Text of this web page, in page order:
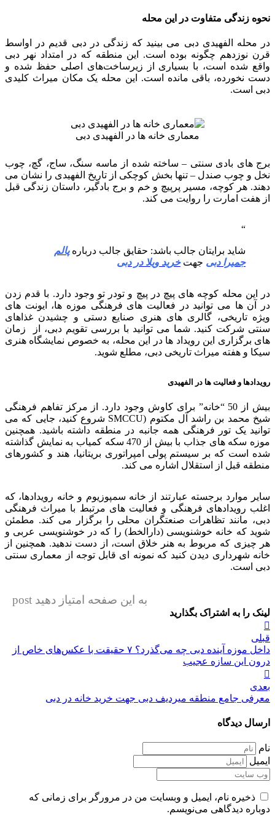
نحوه زندگی متفاوت در این محله
در محله الفهیدی دبی می بینید که زندگی در دبی قدیم در اواسط
قرن نوزدهم چگونه بوده است. این منطقه که در امتداد نهر دبی
واقع شده است، با بسیاری از زیرساخت‌های اصلی حفظ شده و
دست نخورده، باقی مانده است. این محله یک مکان میراث کلیدی
دبی است.
معماری خانه ها در الفهیدی دبی
برج های بادی سنتی – ساخته شده از ماسه سنگ، ساج، گچ، چوب
نخل و چوب صندل – تنها بخش کوچکی از تاریخ الفهیدی را نشان می
دهند. هر کوچه، مسیر پرپیچ و خم و برج بادگیر، داستان زندگی قبل
از هفت امارت را روایت می کند.
شاید برایتان جالب باشد: حقایق جالب دربارهپالم
جمیرا دبی جهتخرید ویلا در دبی
در این محله کوچه های پیچ در پیچ و تودر تو وجود دارد. با قدم زدن
در آن ها می توانید در فعالیت های فرهنگی موزه ها، ایونت های
ویژه تاریخی، گالری های هنری صنایع دستی و چشیدن غذاهای
سنتی شرکت کنید. شما می توانید با بررسی تقویم دبی، از زمان
های برگزاری این رویداد ها در این محله، به خصوص نمایشگاه هنری
سیکا و هفته میراث تاریخی دبی، مطلع شوید.
رویدادها و فعالیت ها در الفهیدی
بیش از 50 “خانه” برای کاوش وجود دارد. از مرکز تفاهم فرهنگی
شیخ محمد بن راشد آل مکتوم (SMCCU شروع کنید، جایی که می
توانید یک تور فرهنگی همه جانبه در منطقه داشته باشید. همچنین
موزه سکه های جذاب با بیش از 470 سکه کمیاب به نمایش گذاشته
شده است که بر سیستم پولی امپراتوری بریتانیا، هند و کشورهای
منطقه قبل از استقلال اشاره می کند.
سایر موارد برجسته عبارتند از خانه سمپوزیوم و خانه رویدادها، که
اغلب رویدادهای فرهنگی و فعالیت های مرتبط با میراث فرهنگی
دبی، مانند تظاهرات صنعتگران محلی را برگزار می کند. مطمئن
شوید که خانه خوشنویسی (دارالخط) را که در خوشنویسی عربی و
هر چیزی که مربوط به هنر خلاق است، از دست ندهید. همچنین از
خانه شهرداری دیدن کنید که نمونه ای قابل توجه از معماری سنتی
دبی است.
به این صفحه امتیاز دهید post
لینک را به اشتراک بگذارید
راهبری
نوشته
قبلی
داخل موزه آینده دبی چه می‌گذرد؟ ۷ حقیقت با عکس‌های خاص از
درون این سازه عجیب
بعدی
معرفی جامع منطقه میردیف دبی جهت خرید خانه در دبی
ارسال دیدگاه
نام
ایمیل
ذخیره نام، ایمیل و وبسایت من در مرورگر برای زمانی که
دوباره دیدگاهی می‌نویسم.